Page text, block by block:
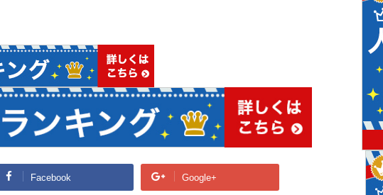
Facebook Google+